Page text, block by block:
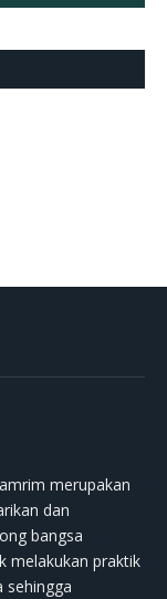
merupakan
dan
bangsa
melakukan praktik
sehingga